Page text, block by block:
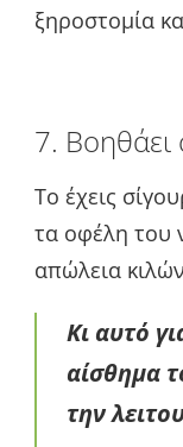
ξηροστομία
7.
Το έχεις
τα οφέλη του
απώλεια
Κι αυτό
αίσθημα
την